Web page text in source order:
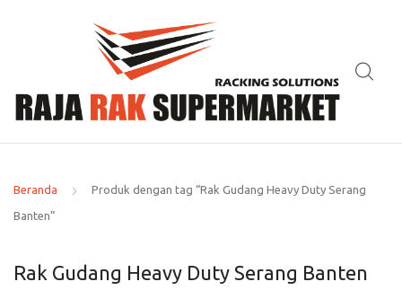
Beranda Produk dengan tag “Rak Gudang Heavy Duty Serang
Banten”
Rak Gudang Heavy Duty Serang Banten